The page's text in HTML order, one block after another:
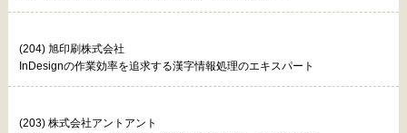
(204) 旭印刷株式会社
InDesignの作業効率を追求する漢字情報処理のエキスパート
(203) 株式会社アントアント